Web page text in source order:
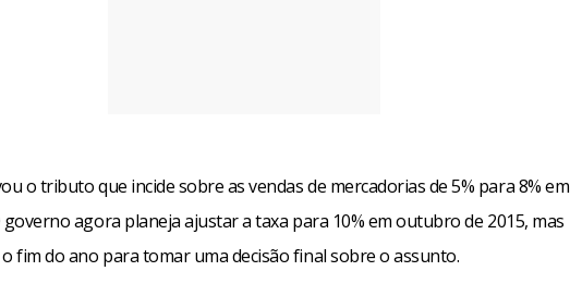
o tributo que incide sobre as vendas de mercadorias de 5% para 8% em
governo agora planeja ajustar a taxa para 10% em outubro de 2015, mas
fim do ano para tomar uma decisão final sobre o assunto.